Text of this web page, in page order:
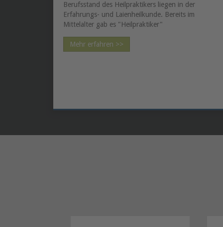
Berufsstand des Heilpraktikers liegen in der
Erfahrungs- und Laienheilkunde. Bereits im
Mittelalter gab es "Heilpraktiker"
Mehr erfahren >>